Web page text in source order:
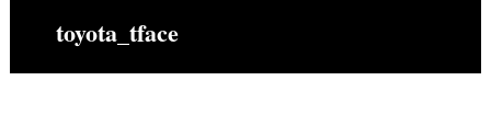
toyota_tface